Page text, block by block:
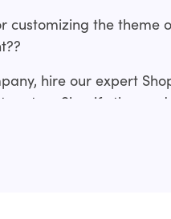
customizing the theme
hire our expert
Shopify theme
tweaks to an